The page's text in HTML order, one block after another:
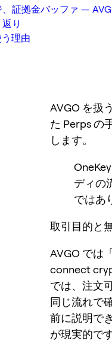
証拠金バッファ —
り
理由
AVGO を扱
た Perps の
します。
ディの
ではあ
取引目的と
AVGO では
connect
では、注文
同じ流れで
前に説明で
が現実的で